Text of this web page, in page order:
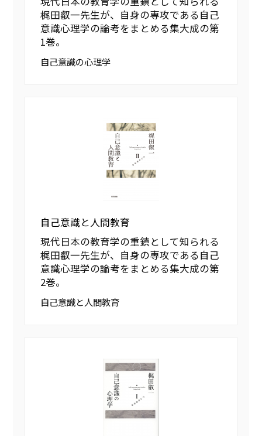
梶田叡一先生が、自身の専攻である自己
意識心理学の論考をまとめる集大成の第
1巻。
自己意識の心理学
自己意識と人間教育
現代日本の教育学の重鎮として知られる
梶田叡一先生が、自身の専攻である自己
意識心理学の論考をまとめる集大成の第
2巻。
自己意識と人間教育